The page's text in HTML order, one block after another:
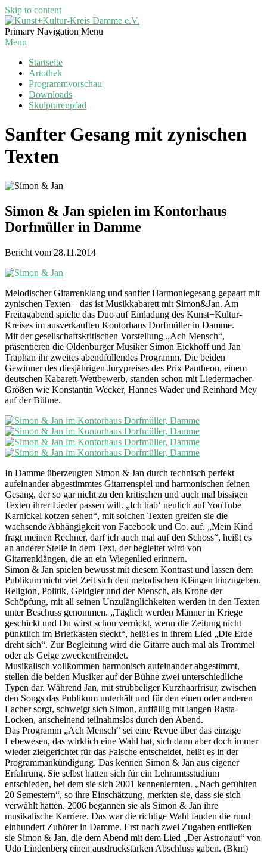
Skip to content
Kunst+Kultur-
Kreis
Primary Navigation Menu
Menu
Startseite
Artothek
Programmvorschau
Downloads
Skulpturenpfad
Sanfter Gesang mit zynischen
Texten
Simon & Jan spielen im Kontorhaus
Dorfmüller in Damme
Bericht vom 28.11.2014
Melodischer Gitarrenklang und sanfter Harmoniegesang gepaart mit
zynischen Texten – das ist Musikkabarett mit Simon&Jan. Am
Freitagabend spielte das Duo auf Einladung des Kunst+Kultur-
Kreises im ausverkauften Kontorhaus Dorfmüller in Damme.
Mit der gesellschaftskritischen Vorstellung „Ach Mensch“,
präsentieren die Oldenburger Musiker Simon Eickhoff und Jan
Traphan ihr zweites abendfüllendes Programm. Die beiden
Gewinner des diesjährigen Jurypreises des Prix Pantheon, einem
deutschen Kabarett-Wettbewerb, standen schon mit Liedermacher-
Größen wie Konstantin Wecker, Hannes Wader und Reinhard Mey
auf der Bühne.
In Damme überzeugten Simon & Jan durch technisch perfekt
aufeinander abgestimmtes Gitarrenspiel und harmonischen feinen
Gesang, der so gar nicht zu den kritischen und auch mal bissigen
Texten ihrer Lieder passen will. „Ich hab‘ neulich auf YouTube
Karnickel kotzen sehen“, mit solchen Texten greifen sie die
wachsende Abhängigkeit von Facebook und Co. auf. „Mein Kind
fragt meinen Rechner, darf ich auch mal auf den Schoss“, heißt es
an anderer Stelle in dem Text, der begleitet wird von
Gitarrenklängen, die an ein Wiegenlied erinnern.
Simon & Jan spielen bewusst mit diesem Kontrast und lassen dem
Publikum nicht viel Zeit sich den melodischen Klängen hinzugeben.
Religion, Politik, Geldgier und der Mensch, als Krone der
Schöpfung, mit all seinen Unzulänglichkeiten werden in den Texten
unter Beschuss genommen. „Täglich werden Männer in Kriege
geschickt und Du wirst schon verrückt, wenn die Zeitung nicht
pünktlich im Briefkasten steckt“, heißt es in ihrem Lied „Die Erde
dreht sich“. Zur Begleitung wird die Gitarre auch mal als Trommel
oder als Geige zweckentfremdet.
Musikalisch vollkommen harmonisch aufeinander abgestimmt,
stellen die beiden Musiker auf der Bühne zwei unterschiedliche
Typen dar. Während Jan, mit strubbeliger Kurzhaarfrisur, zwischen
den Songs das Publikum unterhält und für den einen oder anderen
Lacher sorgt, schweigt sich Simon, auffällig mit langen Rasta-
Locken, anscheinend teilnahmslos durch den Abend.
Das Programm „Ach Mensch“ sei eine Revue über das einzige
Lebewesen, das wirklich eine Wahl hat, sich dann aber doch immer
wieder zielgerichtet für das Falsche entscheidet, heißt es in der
Programmankündigung. Das kennen Simon & Jan aus eigener
Erfahrung. Sie selbst hatten sich für ein Lehramtsstudium
entschieden, bei dem sie sich 2001 kennenlernten. „Nach gefühlten
20 Semestern“, so ihre Einschätzung, merkten sie, dass sie sich
verwählt hatten. 2006 begannen sie als Simon & Jan ihre
musikalische Karriere. Das war die richtige Wahl fanden die rund
einhundert Zuhörer in Damme. Erst nach zwei Zugaben entließen
sie Simon & Jan, die dem Abend mit dem Lied „Der Astronaut“ von
Udo Lindenberg einen ausdruckstarken Abschluss gaben. (Bkm)